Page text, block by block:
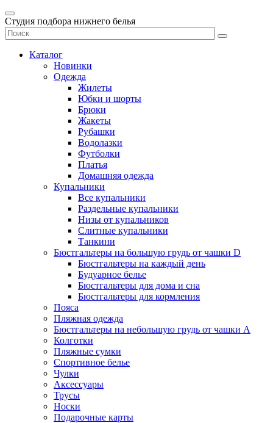
Студия подбора нижнего белья
Каталог
Новинки
Одежда
Жилеты
Юбки и шорты
Брюки
Жакеты
Рубашки
Водолазки
Футболки
Платья
Домашняя одежда
Купальники
Все купальники
Раздельные купальники
Низы от купальников
Слитные купальники
Танкини
Бюстгальтеры на большую грудь от чашки D
Бюстгальтеры на каждый день
Будуарное белье
Бюстгальтеры для дома и сна
Бюстгальтеры для кормления
Пояса
Пляжная одежда
Бюстгальтеры на небольшую грудь от чашки А
Колготки
Пляжные сумки
Спортивное белье
Чулки
Аксессуары
Трусы
Носки
Подарочные карты